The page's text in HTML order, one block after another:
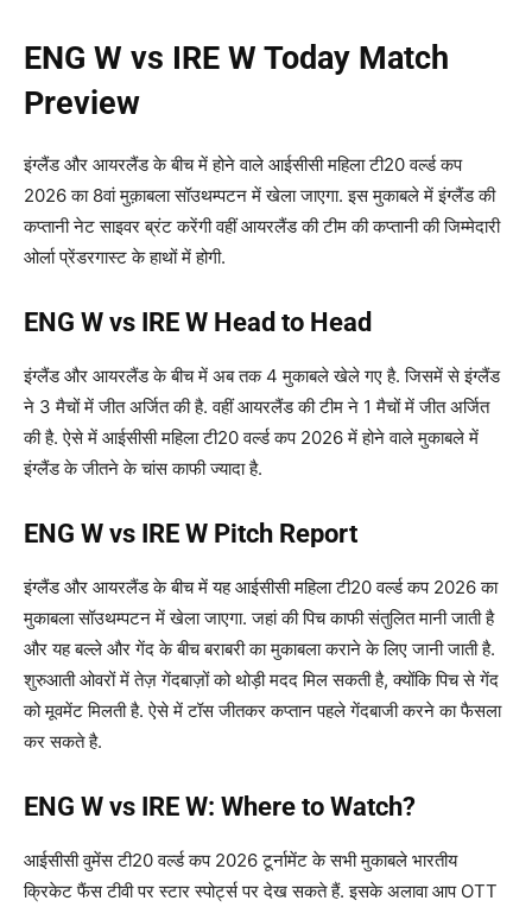
ENG W vs IRE W Today Match
Preview
इंग्लैंड और आयरलैंड के बीच में होने वाले आईसीसी महिला टी20 वर्ल्ड कप
2026 का 8वां मुक़ाबला सॉउथम्पटन में खेला जाएगा. इस मुकाबले में इंग्लैंड की
कप्तानी नेट साइवर ब्रंट करेंगी वहीं आयरलैंड की टीम की कप्तानी की जिम्मेदारी
ओर्ला प्रेंडरगास्ट के हाथों में होगी.
ENG W vs IRE W Head to Head
इंग्लैंड और आयरलैंड के बीच में अब तक 4 मुकाबले खेले गए है. जिसमें से इंग्लैंड
ने 3 मैचों में जीत अर्जित की है. वहीं आयरलैंड की टीम ने 1 मैचों में जीत अर्जित
की है. ऐसे में आईसीसी महिला टी20 वर्ल्ड कप 2026 में होने वाले मुकाबले में
इंग्लैंड के जीतने के चांस काफी ज्यादा है.
ENG W vs IRE W Pitch Report
इंग्लैंड और आयरलैंड के बीच में यह आईसीसी महिला टी20 वर्ल्ड कप 2026 का
मुकाबला सॉउथम्पटन में खेला जाएगा. जहां की पिच काफी संतुलित मानी जाती है
और यह बल्ले और गेंद के बीच बराबरी का मुकाबला कराने के लिए जानी जाती है.
शुरुआती ओवरों में तेज़ गेंदबाज़ों को थोड़ी मदद मिल सकती है, क्योंकि पिच से गेंद
को मूवमेंट मिलती है. ऐसे में टॉस जीतकर कप्तान पहले गेंदबाजी करने का फैसला
कर सकते है.
ENG W vs IRE W: Where to Watch?
आईसीसी वुमेंस टी20 वर्ल्ड कप 2026 टूर्नामेंट के सभी मुकाबले भारतीय
क्रिकेट फैंस टीवी पर स्टार स्पोर्ट्स पर देख सकते हैं. इसके अलावा आप OTT